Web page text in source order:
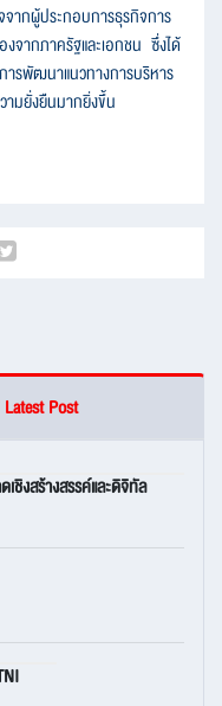
จากผู้ประกอบการธุรกิจการ
จากภาครัฐและเอกชน ซึ่งได้
ารพัฒนาแนวทางการบริหาร
มยั่งยืนมากยิ่งขึ้น
Latest Post
งสร้างสรรค์และดิจิทัล